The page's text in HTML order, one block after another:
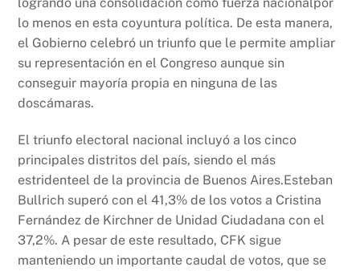
o
k
p
k
logrando una consolidación como fuerza nacionalpor
lo menos en esta coyuntura política. De esta manera,
el Gobierno celebró un triunfo que le permite ampliar
su representación en el Congreso aunque sin
conseguir mayoría propia en ninguna de las
doscámaras.
El triunfo electoral nacional incluyó a los cinco
principales distritos del país, siendo el más
estridenteel de la provincia de Buenos Aires.Esteban
Bullrich superó con el 41,3% de los votos a Cristina
Fernández de Kirchner de Unidad Ciudadana con el
37,2%. A pesar de este resultado, CFK sigue
manteniendo un importante caudal de votos, que se